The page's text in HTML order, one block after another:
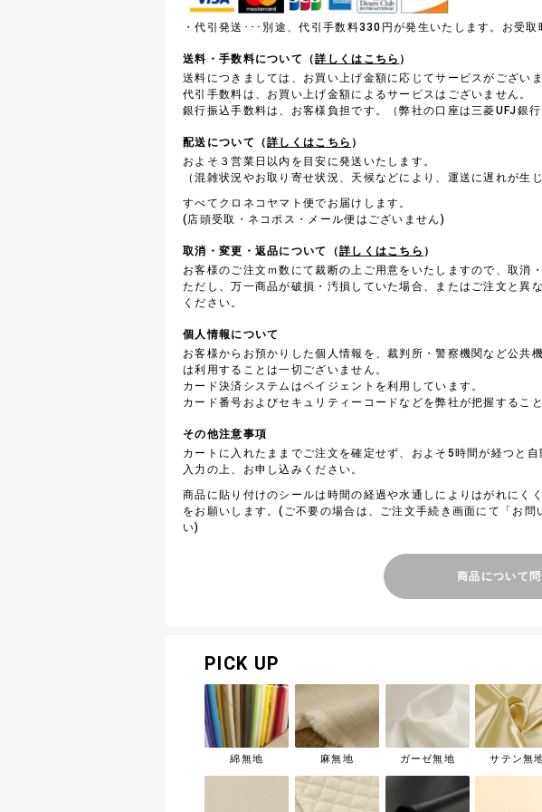
・代引発送･･･別途、代引手数料330円が発生いたします。お受取
送料・手数料について（詳しくはこちら ）
送料につきましては、お買い上げ金額に応じてサービスがござい
代引手数料は、お買い上げ金額によるサービスはございません。
銀行振込手数料は、お客様負担です。（弊社の口座は三菱UFJ銀行
配送について（詳しくはこちら ）
およそ３営業日以内を目安に発送いたします。
（混雑状況やお取り寄せ状況、天候などにより、運送に遅れが生
すべてクロネコヤマト便でお届けします。
(店頭受取・ネコポス・メール便はございません)
取消・変更・返品について（詳しくはこちら ）
お客様のご注文ｍ数にて裁断の上ご用意をいたしますので、取消
ただし、万一商品が破損・汚損していた場合、またはご注文と異
ください。
個人情報について
お客様からお預かりした個人情報を、裁判所・警察機関など公共
は利用することは一切ございません。
カード決済システムはペイジェントを利用しています。
カード番号およびセキュリティーコードなどを弊社が把握するこ
その他注意事項
カートに入れたままでご注文を確定せず、およそ5時間が経つと
入力の上、お申し込みください。
商品に貼り付けのシールは時間の経過や水通しによりはがれにく
をお願いします。(ご不要の場合は、ご注文手続き画面にて「お
い)
商品について
PICK UP
綿無地 麻無地 ガーゼ無地 サテン無